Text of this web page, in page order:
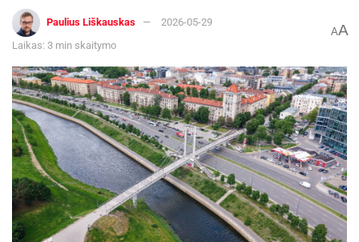
Paulius Liškauskas
2026-05-29
Laikas: 3 min skaitymo
AA